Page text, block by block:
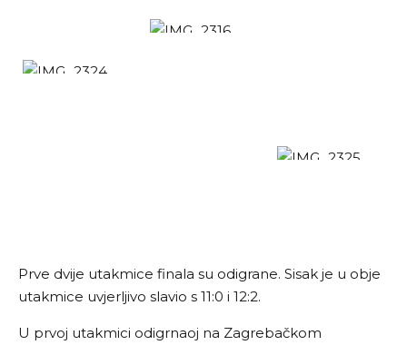
Prve dvije utakmice finala su odigrane. Sisak je u obje
utakmice uvjerljivo slavio s 11:0 i 12:2.
U prvoj utakmici odigrnaoj na Zagrebačkom